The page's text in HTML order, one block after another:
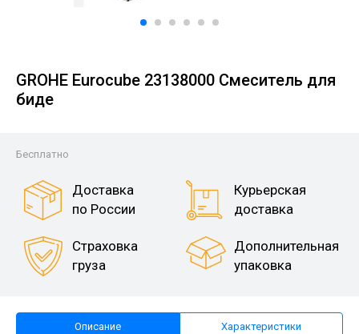
GROHE Eurocube 23138000 Смеситель для
биде
Бесплатно
Доставка
по России
Курьерская
доставка
Страховка
груза
Дополнительная
упаковка
Описание Характеристики